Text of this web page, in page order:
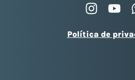
Política de